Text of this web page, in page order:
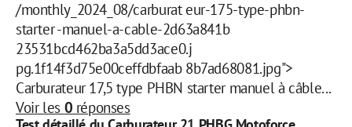
/monthly_2024_08/carburat eur-175-type-phbn-
starter -manuel-a-cable-2d63a841b
23531bcd462ba3a5dd3ace0.j
pg.1f14f3d75e00ceffdbfaab 8b7ad68081.jpg">
Carburateur 17,5 type PHBN starter manuel à câble...
Voir les 0 réponses